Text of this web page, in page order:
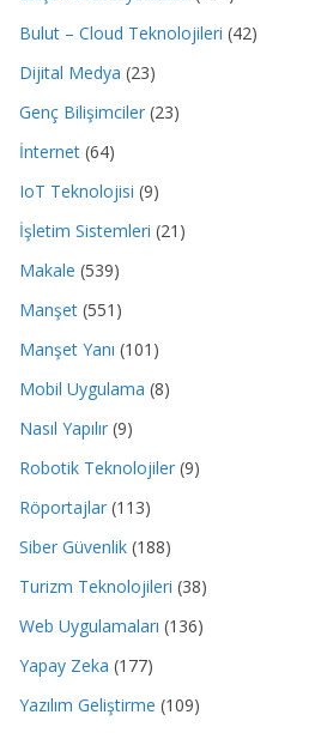
Bulut – Cloud Teknolojileri (42)
Dijital Medya (23)
Genç Bilişimciler (23)
İnternet (64)
IoT Teknolojisi (9)
İşletim Sistemleri (21)
Makale (539)
Manşet (551)
Manşet Yanı (101)
Mobil Uygulama (8)
Nasıl Yapılır (9)
Robotik Teknolojiler (9)
Röportajlar (113)
Siber Güvenlik (188)
Turizm Teknolojileri (38)
Web Uygulamaları (136)
Yapay Zeka (177)
Yazılım Geliştirme (109)